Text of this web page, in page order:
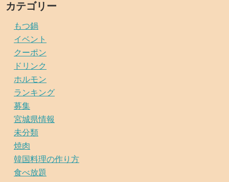
カテゴリー
もつ鍋
イベント
クーポン
ドリンク
ホルモン
ランキング
募集
宮城県情報
未分類
焼肉
韓国料理の作り方
食べ放題